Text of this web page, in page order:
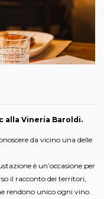
alla Vineria Baroldi.
da vicino una delle
è un’occasione per
il racconto dei territori,
rendono unico ogni vino.